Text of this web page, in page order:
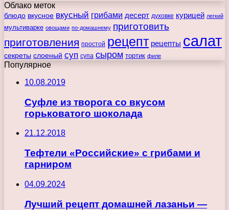
Облако меток
блюдо вкусное вкусный грибами десерт духовке курицей легкий
мультиварке овощами по-домашнему приготовить
приготовления простой рецепт рецепты салат
секреты слоеный суп супа сыром тортик филе
Популярное
10.08.2019
Суфле из творога со вкусом
горьковатого шоколада
21.12.2018
Тефтели «Российские» с грибами и
гарниром
04.09.2024
Лучший рецепт домашней лазаньи —